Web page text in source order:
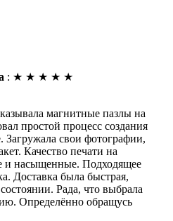
: ★ ★ ★ ★ ★
магнитные пазлы на
простой процесс создания
Загружала свои фотографии,
Качество печати на
и насыщенные. Подходящее
Доставка была быстрая,
Рада, что выбрала
Определённо обращусь